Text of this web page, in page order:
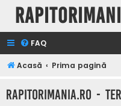
FAQ
Acasă Prima pagină
Rapitorimania.ro -